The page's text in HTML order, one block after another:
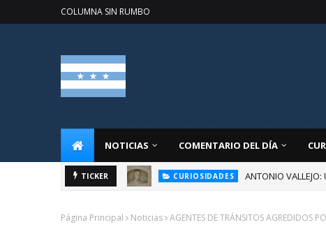
COLUMNA SIN RUMBO
NOTICIAS COMENTARIO DEL DÍA
TICKER CURIOSIDADES ANTONIO
Página Principal Noticias AGENTES DE TRÁNSITOS AGREDIDOS